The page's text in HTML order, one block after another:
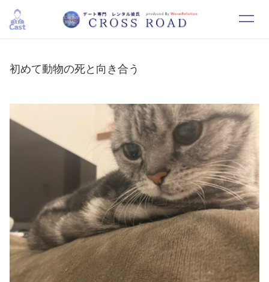
HOME SYSTEM
RECRUIT
初めて動物の死と向き合う